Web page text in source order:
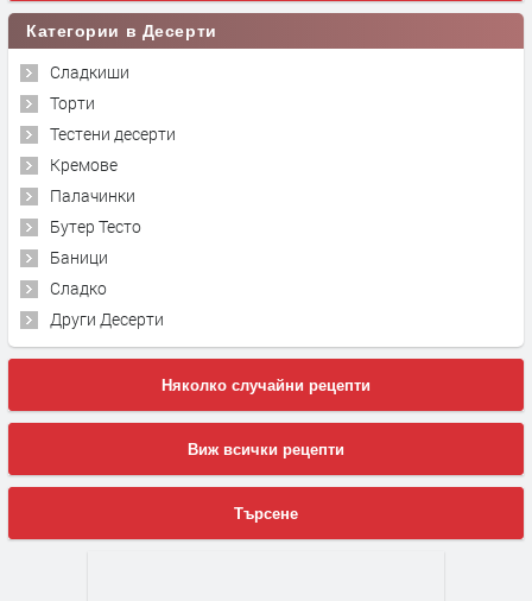
Категории в Десерти
Сладкиши
Торти
Тестени десерти
Кремове
Палачинки
Бутер Тесто
Баници
Сладко
Други Десерти
Няколко случайни рецепти
Виж всички рецепти
Търсене